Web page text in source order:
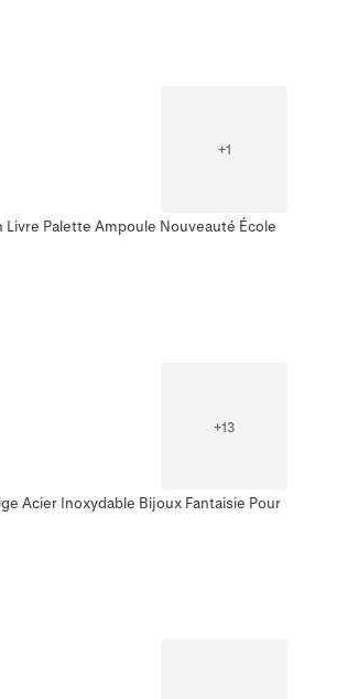
+1
Palette Ampoule Nouveauté École
+13
Acier Inoxydable Bijoux Fantaisie Pour